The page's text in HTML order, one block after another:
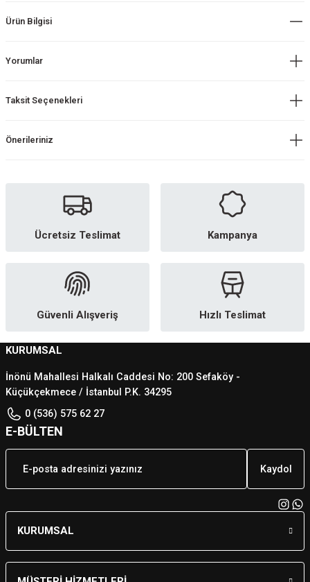
Ürün Bilgisi
Yorumlar
Taksit Seçenekleri
Önerileriniz
Ücretsiz Teslimat Kampanya
Güvenli Alışveriş Hızlı Teslimat
KURUMSAL
İnönü Mahallesi Halkalı Caddesi No: 200 Sefaköy -
Küçükçekmece / İstanbul P.K. 34295
0 (536) 575 62 27
KURUMSAL
E-BÜLTEN
Kaydol